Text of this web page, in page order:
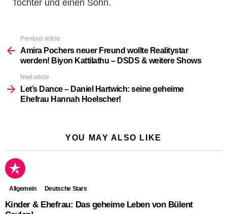
Tochter und einen Sohn.
more
Previous article
Amira Pochers neuer Freund wollte Realitystar
werden! Biyon Kattilathu – DSDS & weitere Shows
Next article
Let’s Dance – Daniel Hartwich: seine geheime
Ehefrau Hannah Hoelscher!
YOU MAY ALSO LIKE
Allgemein Deutsche Stars
Kinder & Ehefrau: Das geheime Leben von Bülent